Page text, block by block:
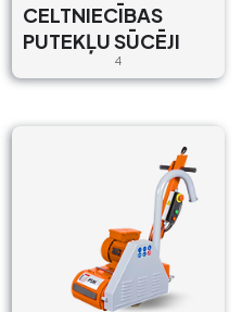
CELTNIECĪBAS
PUTEKĻU SŪCĒJI
4